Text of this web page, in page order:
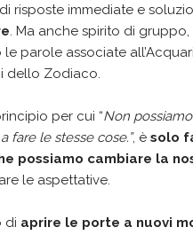
risposte immediate e
. Ma anche spirito di
le parole associate
dello Zodiaco.
per cui “Non
fare le stesse cose.”, è solo
possiamo cambiare la
le aspettative.
di aprire le porte a nuovi